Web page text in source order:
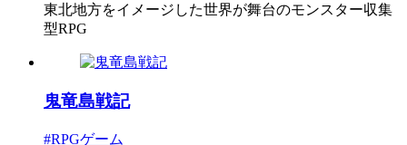
東北地方をイメージした世界が舞台のモンスター収集
型RPG
鬼竜島戦記
#RPGゲーム